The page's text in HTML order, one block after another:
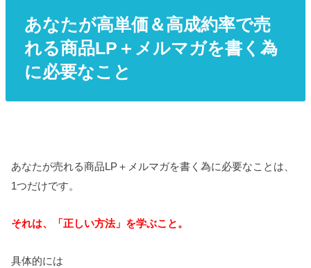
あなたが高単価＆高成約率で売
れる商品LP＋メルマガを書く為
に必要なこと
あなたが売れる商品LP＋メルマガを書く為に必要なことは、
1つだけです。
それは、「正しい方法」を学ぶこと。
具体的には